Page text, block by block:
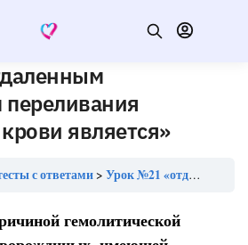
является»
с ответами Урок №21 «отдаленным осложнением переливания компонентов крови является»
гемолитической